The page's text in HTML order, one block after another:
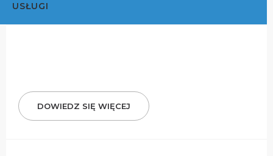
USŁUGI
DOWIEDZ SIĘ WIĘCEJ